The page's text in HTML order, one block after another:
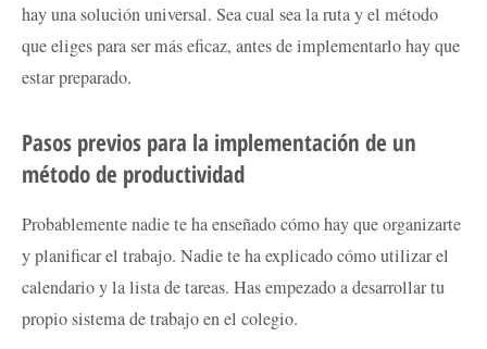
hay una solución universal. Sea cual sea la ruta y el método
que eliges para ser más eficaz, antes de implementarlo hay que
estar preparado.
Pasos previos para la implementación de un
método de productividad
Probablemente nadie te ha enseñado cómo hay que organizarte
y planificar el trabajo. Nadie te ha explicado cómo utilizar el
calendario y la lista de tareas. Has empezado a desarrollar tu
propio sistema de trabajo en el colegio.